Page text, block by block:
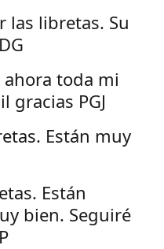
las libretas. Su
toda mi
PGJ
Están muy
Están
bien. Seguiré